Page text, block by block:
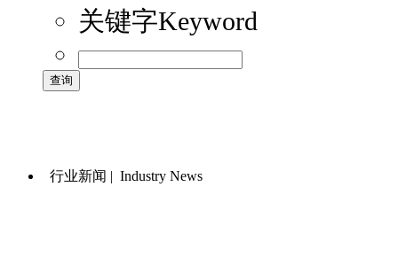
关键字Keyword
行业新闻 | Industry News